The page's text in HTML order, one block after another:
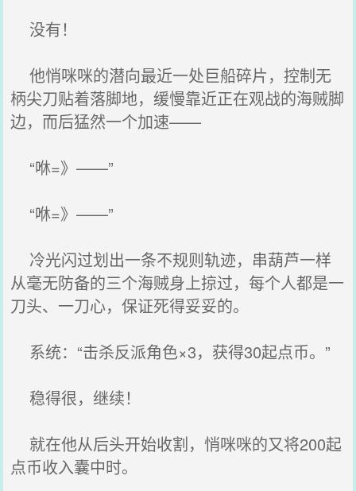
没有！
他悄咪咪的潜向最近一处巨船碎片，控制无
柄尖刀贴着落脚地，缓慢靠近正在观战的海贼脚
边，而后猛然一个加速——
“咻=》——”
“咻=》——”
冷光闪过划出一条不规则轨迹，串葫芦一样
从毫无防备的三个海贼身上掠过，每个人都是一
刀头、一刀心，保证死得妥妥的。
系统：“击杀反派角色×3，获得30起点币。”
稳得很，继续！
就在他从后头开始收割，悄咪咪的又将200起
点币收入囊中时。